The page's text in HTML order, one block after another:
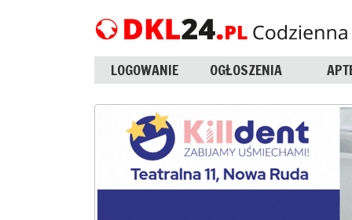
LOGOWANIE OGŁOSZENIA